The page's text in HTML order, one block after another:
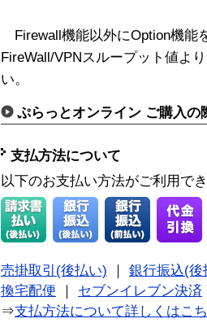
Firewall機能以外にOption機能
FireWall/VPNスループット値よ
い。
ぷらっとオンライン ご購入の
支払方法について
以下のお支払い方法がご利用で
売掛取引(後払い)
銀行振込(後
換宅配便
セブンイレブン決済
⇒支払方法について詳しくはこ